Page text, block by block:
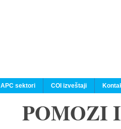
APC sektori COI izveštaji
POMOZI